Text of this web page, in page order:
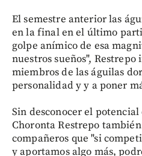
El semestre anterior las
en la final en el último
golpe anímico de esa
nuestros sueños", Restrepo
miembros de las águilas
personalidad y y a poner
Sin desconocer el
Choronta Restrepo
compañeros que "si
y aportamos algo más,